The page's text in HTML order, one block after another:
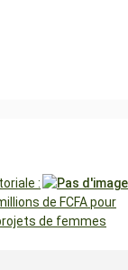
:
de FCFA pour
de femmes